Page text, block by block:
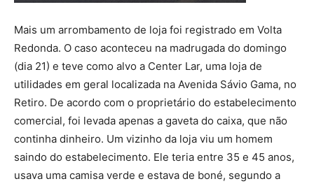
Mais um arrombamento de loja foi registrado em Volta
Redonda. O caso aconteceu na madrugada do domingo
(dia 21) e teve como alvo a Center Lar, uma loja de
utilidades em geral localizada na Avenida Sávio Gama, no
Retiro. De acordo com o proprietário do estabelecimento
comercial, foi levada apenas a gaveta do caixa, que não
continha dinheiro. Um vizinho da loja viu um homem
saindo do estabelecimento. Ele teria entre 35 e 45 anos,
usava uma camisa verde e estava de boné, segundo a